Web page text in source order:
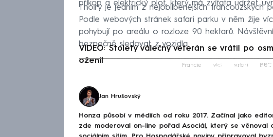
příkop a elektrický plot, který má zvířata udržet
Thoiry je jedním z nejoblíbenějších francouzských
Podle webových stránek safari parku v něm žije
pohybují po areálu o rozloze 90 hektarů.
bezpečně sledovat z vozidla.
VIDEO: Stoletý válečný veterán se vrátil po
oženil
Failed to
Francie vlci safari BBC
Jan Hrušovský
Honza působí v médiích od roku 2017. Začínal jako
zde moderoval on-line pořad Asociál, který se věnoval